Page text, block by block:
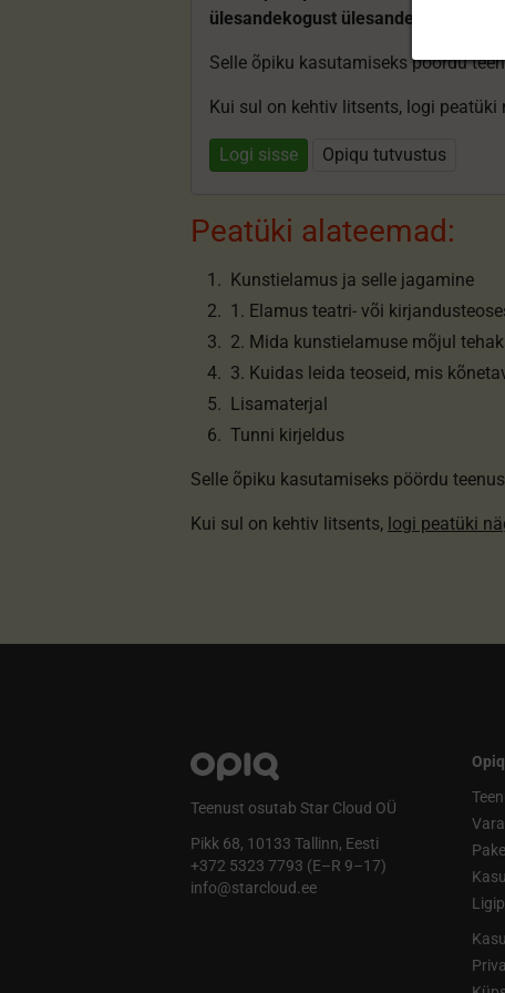
ülesandekogust ülesandeid.
Selle õpiku kasutamiseks pöördu
Kui sul on kehtiv litsents, logi peatüki
Logi sisse Opiqu tutvustus
Peatüki alateemad:
Kunstielamus ja selle jagamine
1. Elamus teatri- või
2. Mida kunstielamuse mõjul
3. Kuidas leida teoseid, mis
Lisamaterjal
Tunni kirjeldus
Selle õpiku kasutamiseks pöördu
Kui sul on kehtiv litsents, logi peatüki
Teenust osutab Star Cloud OÜ
Pikk 68, 10133 Tallinn, Eesti
+372 5323 7793 (E–R 9–17)
info@starcloud.ee